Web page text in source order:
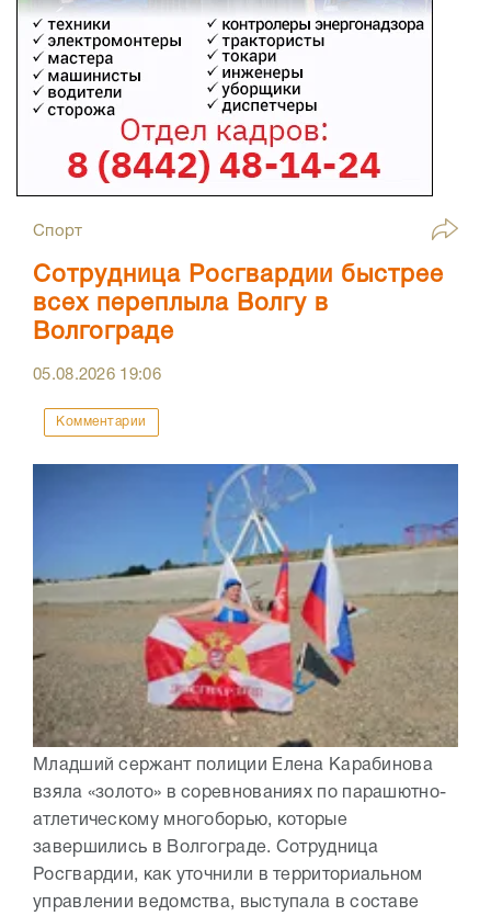
Спорт
Сотрудница Росгвардии быстрее
всех переплыла Волгу в
Волгограде
05.08.2026 19:06
Комментарии
Младший сержант полиции Елена Карабинова
взяла «золото» в соревнованиях по парашютно-
атлетическому многоборью, которые
завершились в Волгограде. Сотрудница
Росгвардии, как уточнили в территориальном
управлении ведомства, выступала в составе